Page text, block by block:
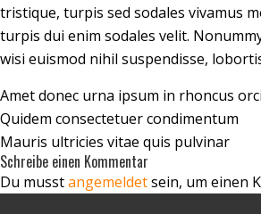
tristique, turpis sed sodales vivamus
turpis dui enim sodales velit.
wisi euismod nihil suspendisse,
Amet donec urna ipsum in rhoncus orci
Quidem consectetuer condimentum
Mauris ultricies vitae quis pulvinar
Schreibe einen Kommentar
Du musstangemeldetsein, um einen